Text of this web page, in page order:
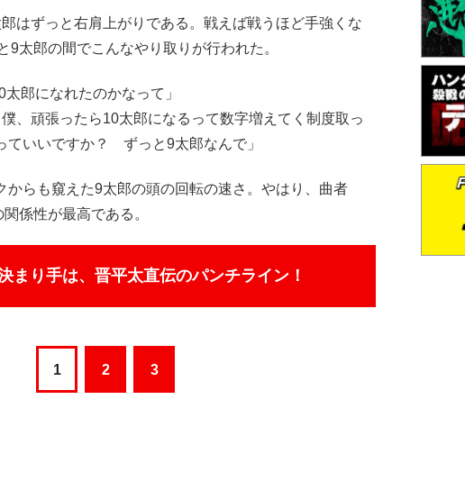
はずっと右肩上がりである。戦えば戦うほど手強くな
9太郎の間でこんなやり取りが行われた。
になれたのかなって」
、頑張ったら10太郎になるって数字増えてく制度取っ
ていいですか？ ずっと9太郎なんで」
らも窺えた9太郎の頭の回転の速さ。やはり、曲者
係性が最高である。
まり手は、晋平太直伝のパンチライン！
1 2 3